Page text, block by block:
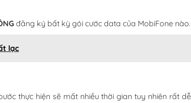
đăng ký bất kỳ gói cước data của MobiFone nào.
lạc
thực hiện sẽ mất nhiều thời gian tuy nhiên rất dễ